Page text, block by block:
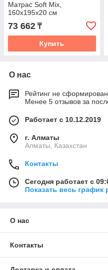
Матрас Soft Mix,
160x195x20 см
73 662 ₸
Купить
О нас
Рейтинг не сформирован
Менее 5 отзывов за
Работает с 10.12.2019
г. Алматы
Алматы, Казахстан
Контакты
Сегодня работает с
Показать весь график
О нас
Контакты